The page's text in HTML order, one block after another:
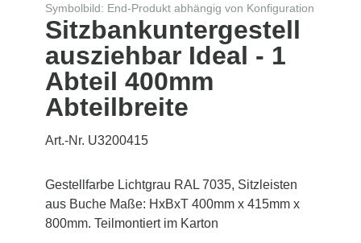
Symbolbild: End-Produkt abhängig von Konfiguration
Sitzbankuntergestell
ausziehbar Ideal - 1
Abteil 400mm
Abteilbreite
Art.-Nr. U3200415
Gestellfarbe Lichtgrau RAL 7035, Sitzleisten
aus Buche Maße: HxBxT 400mm x 415mm x
800mm. Teilmontiert im Karton